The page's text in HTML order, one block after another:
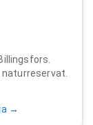
→